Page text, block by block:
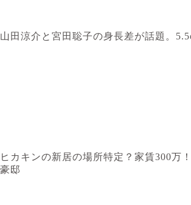
山田涼介と宮田聡子の身長差が話題。
ヒカキンの新居の場所特定？家賃300万
豪邸